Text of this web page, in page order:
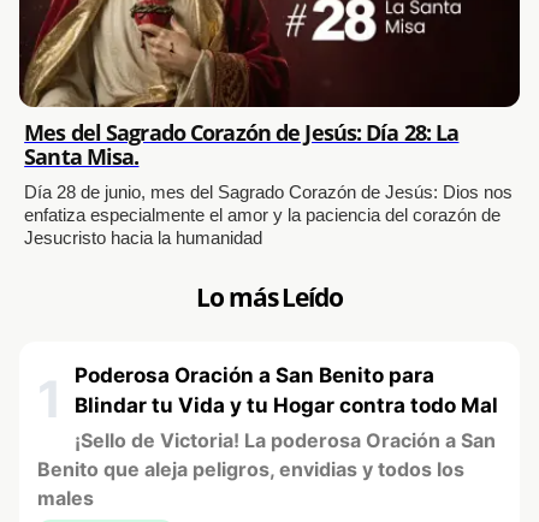
Mes del Sagrado Corazón de Jesús: Día 28: La
Santa Misa.
Día 28 de junio, mes del Sagrado Corazón de Jesús: Dios nos
enfatiza especialmente el amor y la paciencia del corazón de
Jesucristo hacia la humanidad
Lo más Leído
1
Poderosa Oración a San Benito para
Blindar tu Vida y tu Hogar contra todo Mal
¡Sello de Victoria! La poderosa Oración a San
Benito que aleja peligros, envidias y todos los
males